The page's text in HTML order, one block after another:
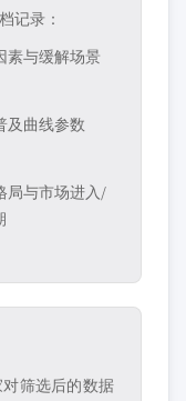
记录：
素与缓解场景
及曲线参数
局与市场进入/
筛选后的数据